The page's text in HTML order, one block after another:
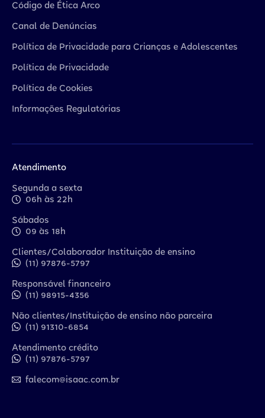
Código de Ética Arco
Canal de Denúncias
Política de Privacidade para Crianças e Adolescentes
Política de Privacidade
Política de Cookies
Informações Regulatórias
Atendimento
Segunda a sexta
06h às 22h
Sábados
09 às 18h
Clientes/Colaborador Instituição de ensino
(11) 97876-5797
Responsável financeiro
(11) 98915-4356
Não clientes/Instituição de ensino não parceira
(11) 91310-6854
Atendimento crédito
(11) 97876-5797
falecom@isaac.com.br